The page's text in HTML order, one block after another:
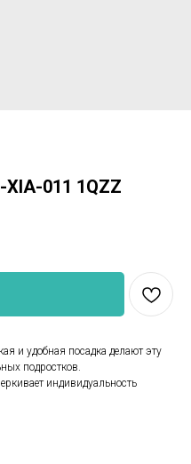
011 1QZZ
и удобная посадка делают эту
подростков.
индивидуальность